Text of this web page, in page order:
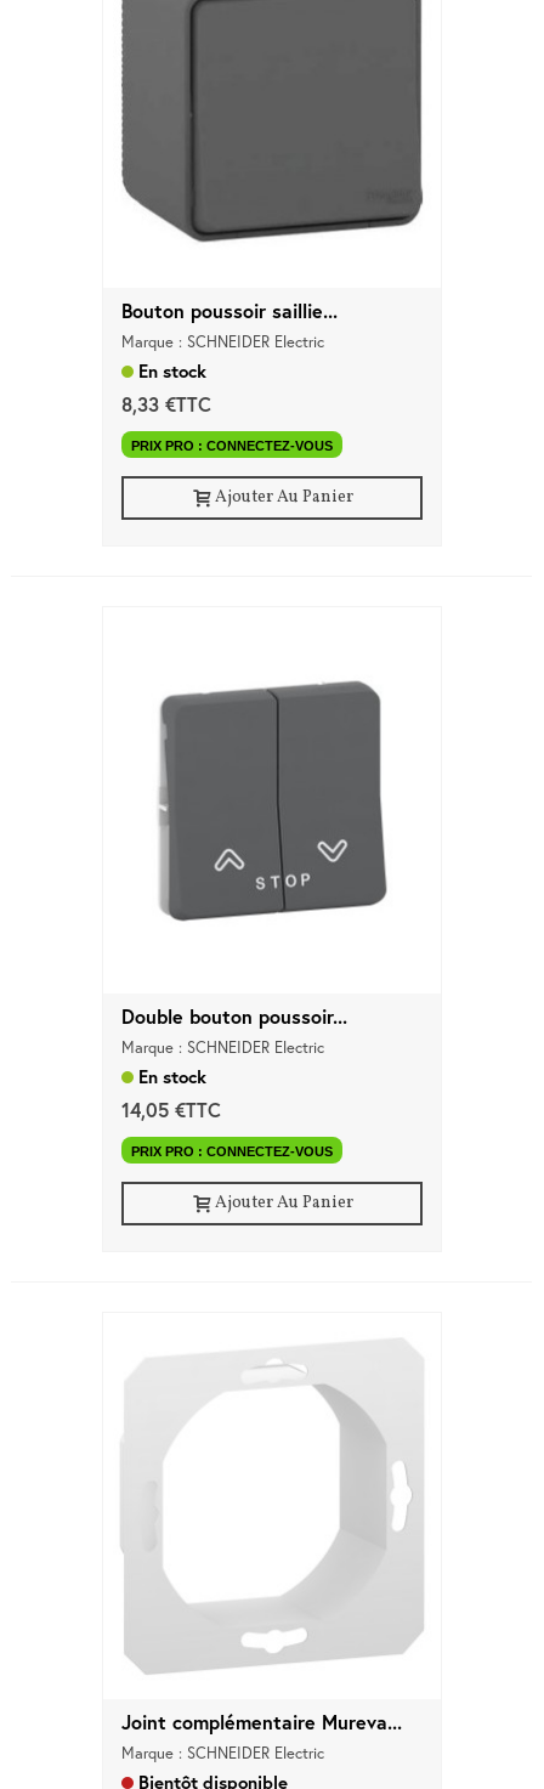
Bouton poussoir saillie...
Marque : SCHNEIDER Electric
En stock
8,33 €TTC
PRIX PRO : CONNECTEZ-VOUS
Ajouter Au Panier
Double bouton poussoir...
Marque : SCHNEIDER Electric
En stock
14,05 €TTC
PRIX PRO : CONNECTEZ-VOUS
Ajouter Au Panier
Joint complémentaire Mureva...
Marque : SCHNEIDER Electric
Bientôt disponible